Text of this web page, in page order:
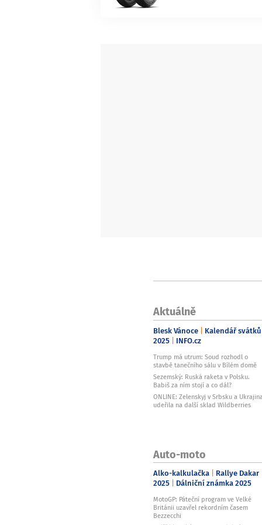
Aktuálně
Blesk Vánoce Kalendář svátků
2025 INFO.cz
Trump má utrum: Soud rozhodl o
stavbě tanečního sálu v Bílém domě
Sezemský: Ruská raketa v Polsku.
Babiš za ním stojí a co dál?
ONLINE: Zelenskyj v Srbsku a
udeřila na další sklad Wildberries
Auto-moto
Alko-kalkulačka Rallye Dakar
2025 Dálniční známka 2025
MotoGP: Páteční program ve Velké
Británii uzavřel rekordním časem
Bezzecchi